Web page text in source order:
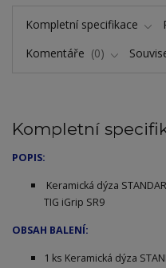
Kompletní specifikace
Komentáře
0
Kompletní
POPIS:
Keramická dýza
TIG iGrip SR9
OBSAH BALENÍ:
1 ks Keramická dýza